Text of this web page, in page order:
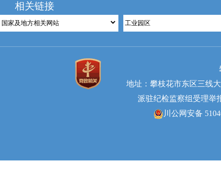
相关链接
地址：攀枝花市东区三线
派驻纪检监察组受理举
川公网安备